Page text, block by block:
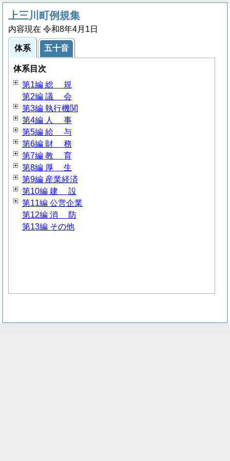
上三川町例規集
内容現在 令和8年4月1日
体系 五十音
体系目次
第1編 総 規
第2編 議 会
第3編 執行機関
第4編 人 事
第5編 給 与
第6編 財 務
第7編 教 育
第8編 厚 生
第9編 産業経済
第10編 建 設
第11編 公営企業
第12編 消
防
第13編 その他